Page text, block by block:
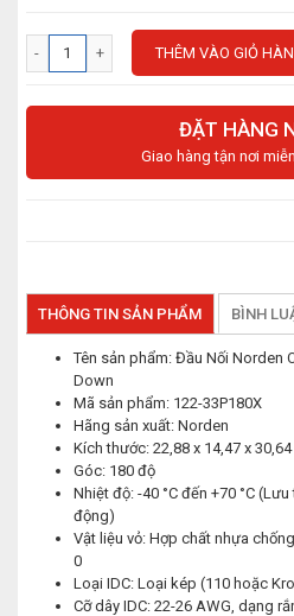
THÊM VÀO GIỎ
ĐẶT HÀNG
Giao hàng tận nơi
THÔNG TIN SẢN PHẨM BÌNH
Tên sản phẩm: Đầu Nối Norden
Down
Mã sản phẩm: 122-33P180X
Hãng sản xuất: Norden
Kích thước: 22,88 x 14,47 x
Góc: 180 độ
Nhiệt độ: -40 °C đến +70 °C
động)
Vật liệu vỏ: Hợp chất nhựa
0
Loại IDC: Loại kép (110 hoặc
Cỡ dây IDC: 22-26 AWG, dạng